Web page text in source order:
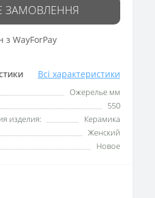
Всі характеристики
Ожерелье мм
550
изделия:
Керамика
Женский
Новое
ЗАМОВЛЕННЯ
з WayForPay